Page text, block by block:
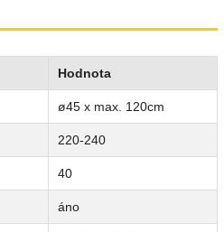
Hodnota
ø45 x max. 120cm
220-240
40
áno